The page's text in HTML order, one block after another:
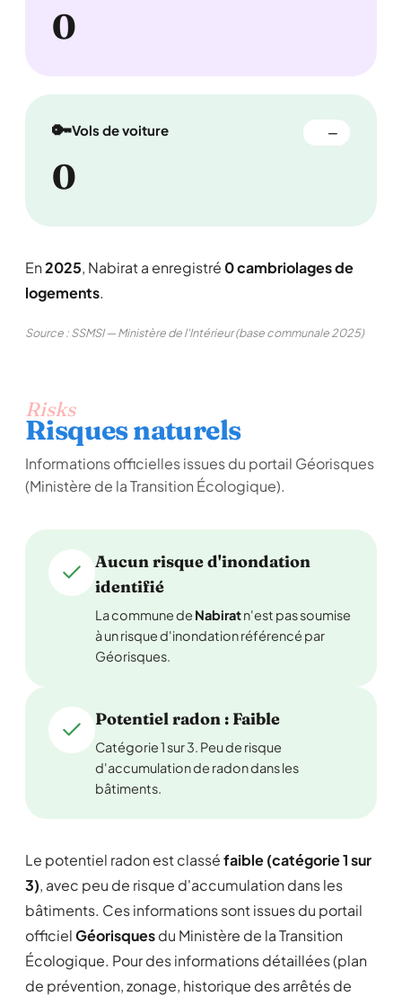
0
🔑Vols de voiture —
0
En2025, Nabirat a enregistré 0 cambriolages de
logements.
Source : SSMSI — Ministère de l'Intérieur (base communale 2025)
Risks
Risques naturels
Informations officielles issues du portail Géorisques
(Ministère de la Transition Écologique).
Aucun risque d'inondation
identifié
La commune de Nabiratn'est pas soumise
à un risque d'inondation référencé par
Géorisques.
Potentiel radon : Faible
Catégorie 1 sur 3. Peu de risque
d'accumulation de radon dans les
bâtiments.
Le potentiel radon est classéfaible (catégorie 1 sur
3), avec peu de risque d'accumulation dans les
bâtiments. Ces informations sont issues du portail
officielGéorisquesdu Ministère de la Transition
Écologique. Pour des informations détaillées (plan
de prévention, zonage, historique des arrêtés de